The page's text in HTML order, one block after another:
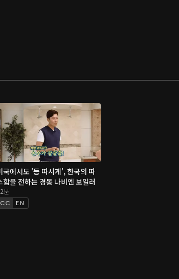
국에서도 '등 따시게', 한국의 따
함을 전하는 경동 나비엔 보일러
분
EN